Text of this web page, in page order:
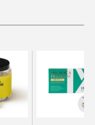
年同じグレードにな
の健康状態、巣箱を設
ー」を作り続けるこ
ー。
＞
証書
ーハニ